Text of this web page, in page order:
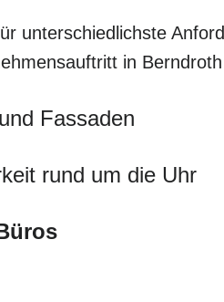
unterschiedlichste
in
Fassaden
rund um die Uhr